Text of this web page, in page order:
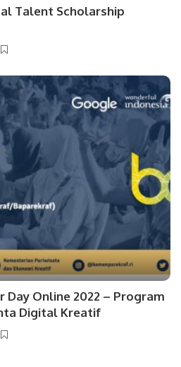
Talent Scholarship
Online 2022 – Program
Digital Kreatif